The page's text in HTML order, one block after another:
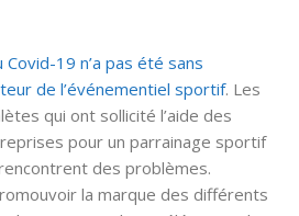
19 n’a pas été sans
de l’événementiel sportif. Les
qui ont sollicité l’aide des
pour un parrainage sportif
des problèmes.
la marque des différents